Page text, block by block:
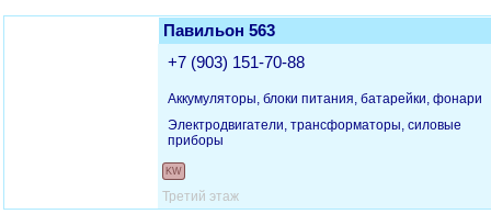
Павильон 563
+7 (903) 151-70-88
Аккумуляторы, блоки питания, батарейки, фонари
Электродвигатели, трансформаторы, силовые
приборы
KW
Третий этаж